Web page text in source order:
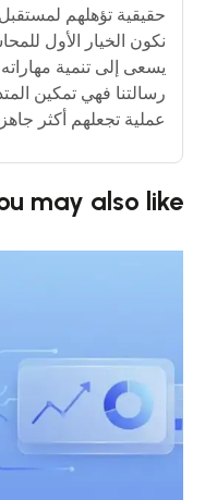
حقيقية تؤهلهم
نكون الخيار الأول
يسعى إلى تنمية
رسالتنا فهي تمكين
عملية تجعلهم أكثر
may also like